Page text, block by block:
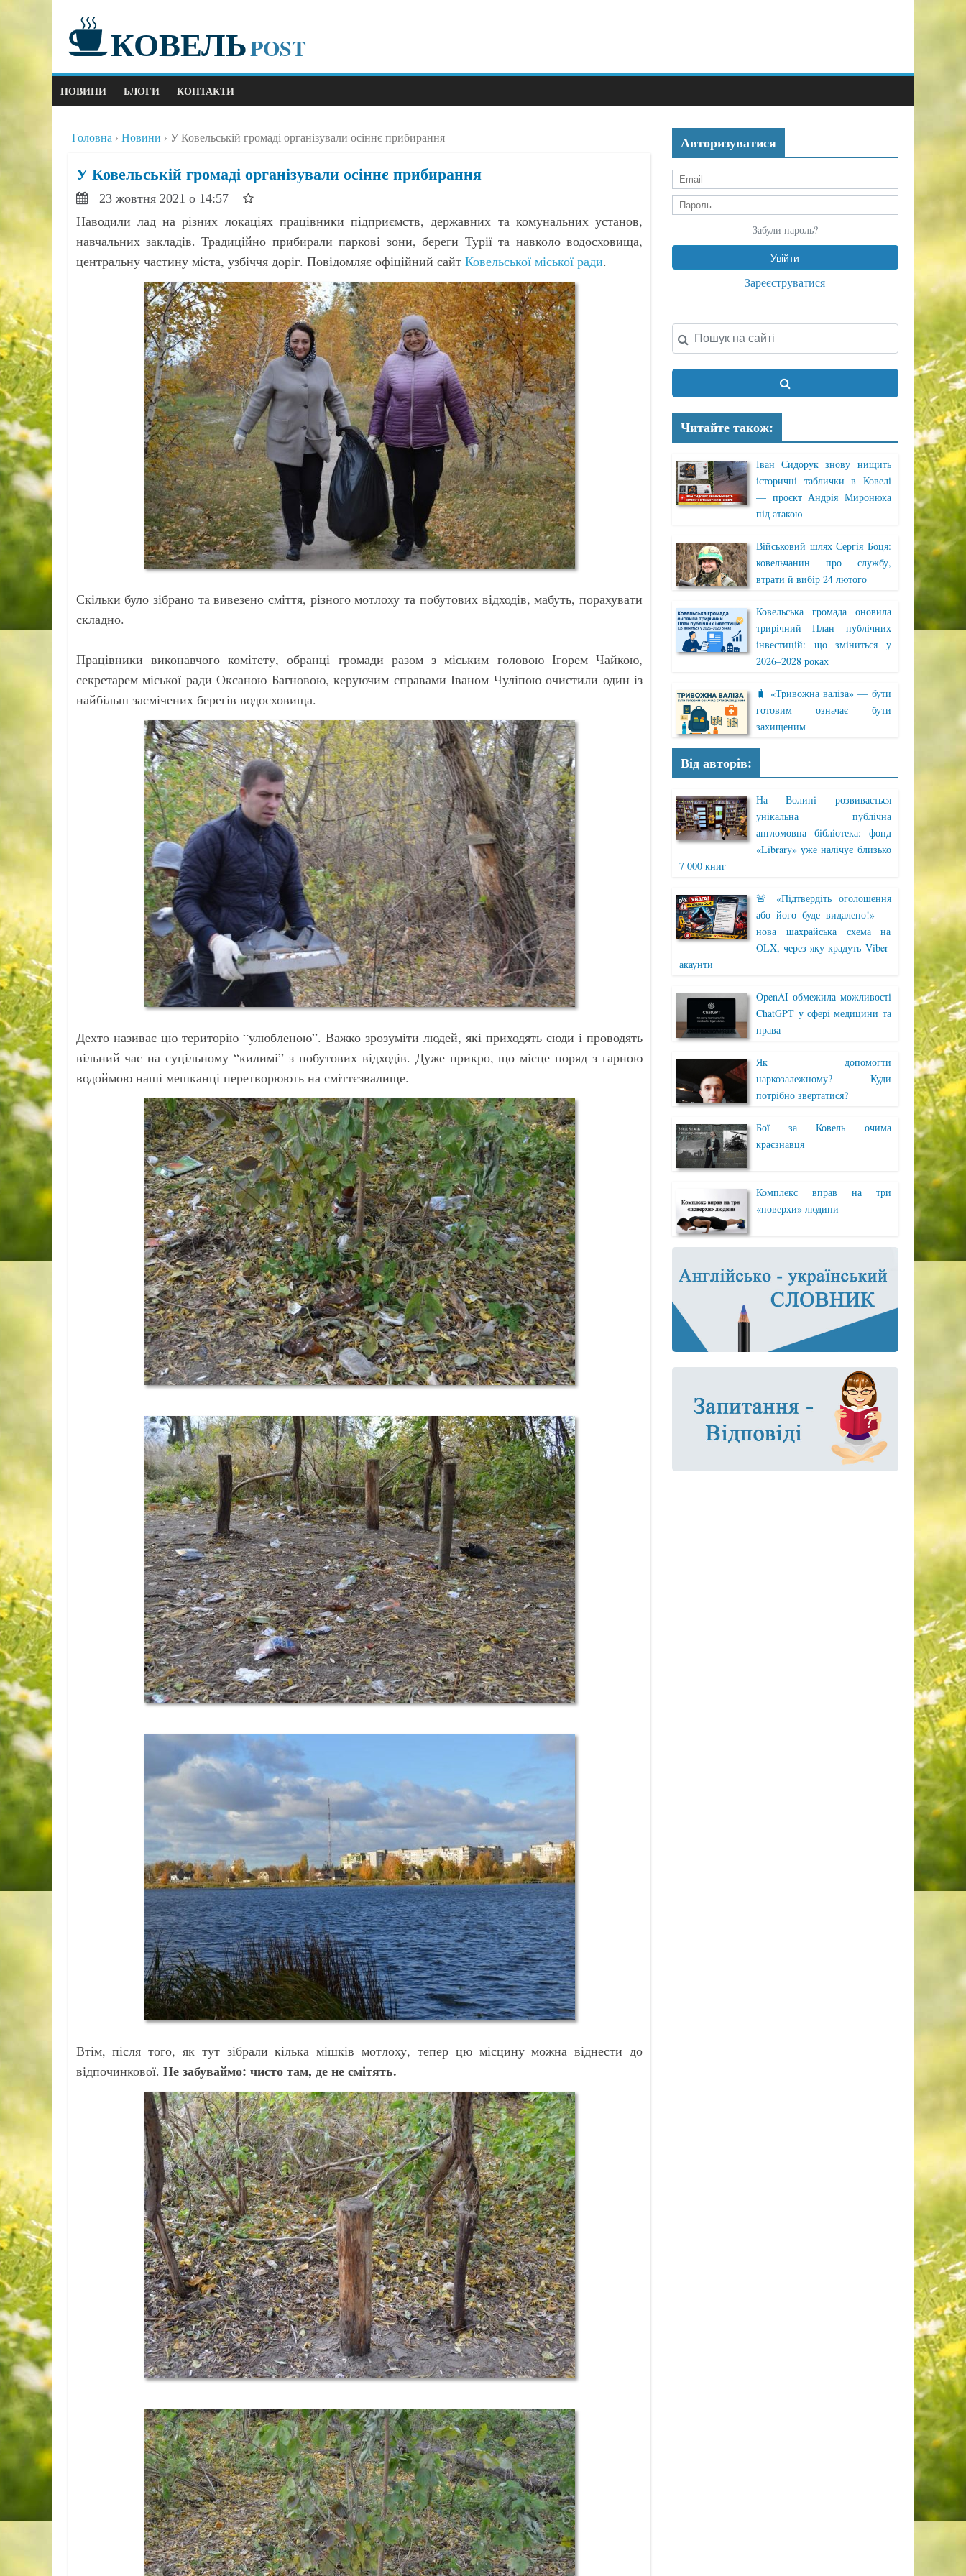
КОВЕЛЬPOST
НОВИНИ БЛОГИ КОНТАКТИ
Головна Новини У Ковельській громаді організували осіннє прибирання
У Ковельській громаді організували осіннє прибирання
23 жовтня 2021 о 14:57
Наводили лад на різних локаціях працівники підприємств, державних та комунальних установ,
навчальних закладів. Традиційно прибирали паркові зони, береги Турії та навколо водосховища,
центральну частину міста, узбіччя доріг. Повідомляє офіційний сайт Ковельської міської ради.
Скільки було зібрано та вивезено сміття, різного мотлоху та побутових відходів, мабуть, порахувати
складно.
Працівники виконавчого комітету, обранці громади разом з міським головою Ігорем Чайкою,
секретарем міської ради Оксаною Багновою, керуючим справами Іваном Чуліпою очистили один із
найбільш засмічених берегів водосховища.
Дехто називає цю територію “улюбленою”. Важко зрозуміти людей, які приходять сюди і проводять
вільний час на суцільному “килимі” з побутових відходів. Дуже прикро, що місце поряд з гарною
водоймою наші мешканці перетворюють на сміттєзвалище.
Втім, після того, як тут зібрали кілька мішків мотлоху, тепер цю місцину можна віднести до
відпочинкової. Не забуваймо: чисто там, де не смітять.
Авторизуватися
Забули пароль?
Зареєструватися
Читайте також:
Іван Сидорук знову нищить
історичні таблички в Ковелі
— проєкт Андрія Миронюка
під атакою
Військовий шлях Сергія Боця:
ковельчанин про службу,
втрати й вибір 24 лютого
Ковельська громада оновила
трирічний План публічних
інвестицій: що зміниться у
2026–2028 роках
🧳 «Тривожна валіза» — бути
готовим означає бути
захищеним
Від авторів:
На Волині розвивається
унікальна публічна
англомовна бібліотека: фонд
«Library» уже налічує близько
7 000 книг
🚨 «Підтвердіть оголошення
або його буде видалено!» —
нова шахрайська схема на
OLX, через яку крадуть Viber-
акаунти
OpenAI обмежила можливості
ChatGPT у сфері медицини та
права
Як допомогти
наркозалежному? Куди
потрібно звертатися?
Бої за Ковель очима
краєзнавця
Комплекс вправ на три
«поверхи» людини